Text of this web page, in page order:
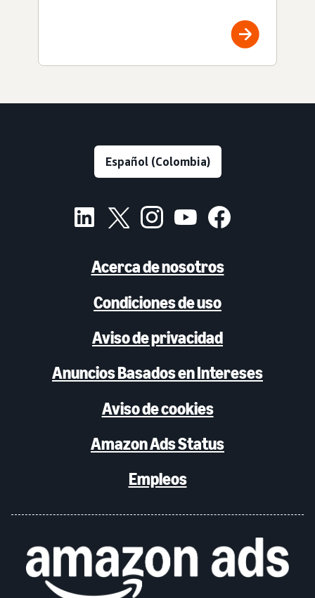
Acerca de nosotros
Condiciones de uso
Aviso de privacidad
Anuncios Basados en Intereses
Aviso de cookies
Amazon Ads Status
Empleos